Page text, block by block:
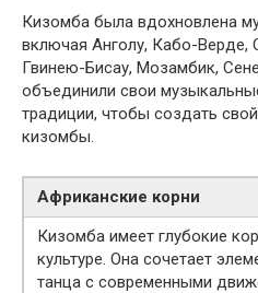
Кизомба была вдохновлена
включая Анголу, Кабо-Верде,
Гвинею-Бисау, Мозамбик,
объединили свои
традиции, чтобы создать
кизомбы.
Африканские корни
Кизомба имеет глубокие
культуре. Она сочетает
танца с современными